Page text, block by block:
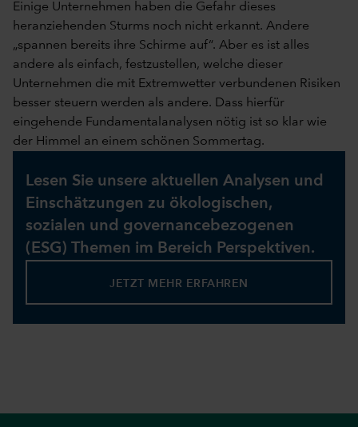
Einige Unternehmen haben die Gefahr dieses
heranziehenden Sturms noch nicht erkannt. Andere
„spannen bereits ihre Schirme auf“. Aber es ist alles
andere als einfach, festzustellen, welche dieser
Unternehmen die mit Extremwetter verbundenen Risiken
besser steuern werden als andere. Dass hierfür
eingehende Fundamentalanalysen nötig ist so klar wie
der Himmel an einem schönen Sommertag.
Lesen Sie unsere aktuellen Analysen und
Einschätzungen zu ökologischen,
sozialen und governancebezogenen
(ESG) Themen im Bereich Perspektiven.
JETZT MEHR ERFAHREN